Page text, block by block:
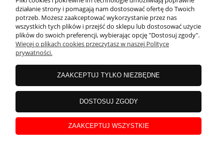
PŁATNOŚCI I DOSTAWA
działanie strony i pomagają nam dostosować ofertę do Twoich
potrzeb. Możesz zaakceptować wykorzystanie przez nas
wszystkich tych plików i przejść do sklepu lub dostosować użycie
plików do swoich preferencji, wybierając opcję "Dostosuj zgody".
Więcej o plikach cookies przeczytasz w naszej Polityce
prywatności.
ZAAKCEPTUJ TYLKO NIEZBĘDNE
DOSTOSUJ ZGODY
ZAAKCEPTUJ WSZYSTKIE